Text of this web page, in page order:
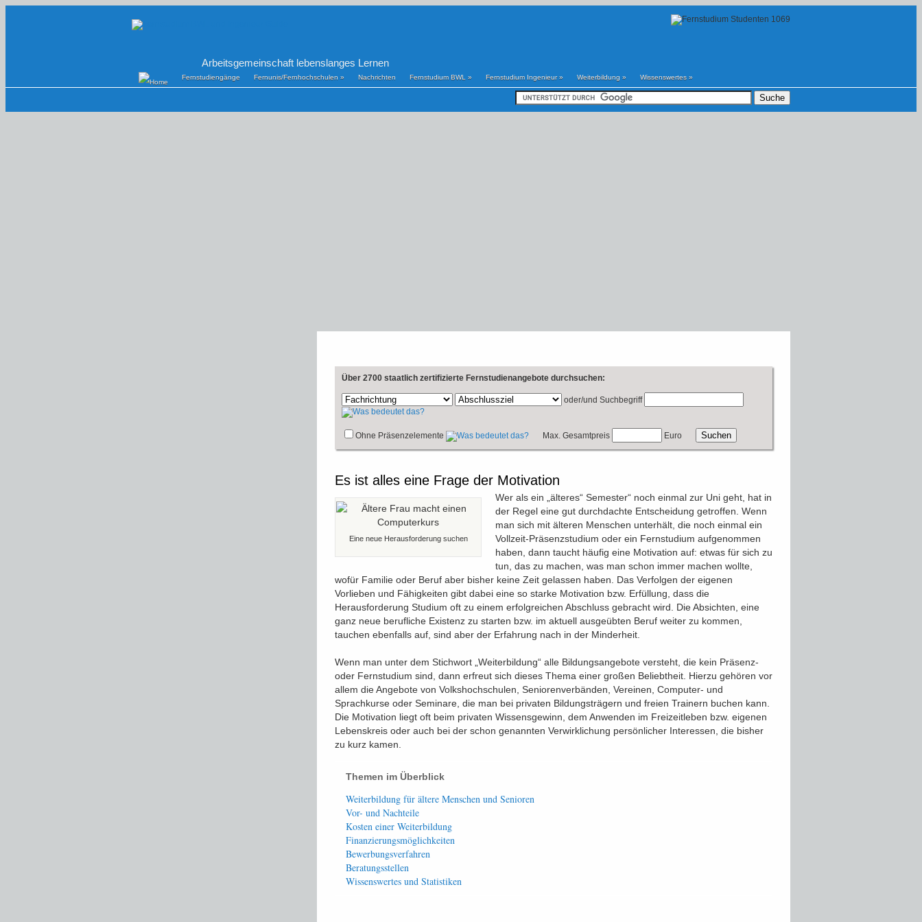
Arbeitsgemeinschaft lebenslanges Lernen
Fernstudiengänge Fernunis/Fernhochschulen » Nachrichten Fernstudium BWL » Fernstudium Ingenieur» Weiterbildung » Wissenswertes »
Über 2700 staatlich zertifizierte Fernstudienangebote durchsuchen:
oder/und Suchbegriff
Ohne Präsenzelemente Max. Gesamtpreis Euro
Es ist alles eine Frage der Motivation
Eine neue Herausforderung suchen
Wer als ein „älteres“ Semester“ noch einmal zur Uni geht, hat in
der Regel eine gut durchdachte Entscheidung getroffen. Wenn
man sich mit älteren Menschen unterhält, die noch einmal ein
Vollzeit-Präsenzstudium oder ein Fernstudium aufgenommen
haben, dann taucht häufig eine Motivation auf: etwas für sich zu
tun, das zu machen, was man schon immer machen wollte,
wofür Familie oder Beruf aber bisher keine Zeit gelassen haben. Das Verfolgen der eigenen
Vorlieben und Fähigkeiten gibt dabei eine so starke Motivation bzw. Erfüllung, dass die
Herausforderung Studium oft zu einem erfolgreichen Abschluss gebracht wird. Die Absichten, eine
ganz neue berufliche Existenz zu starten bzw. im aktuell ausgeübten Beruf weiter zu kommen,
tauchen ebenfalls auf, sind aber der Erfahrung nach in der Minderheit.
Wenn man unter dem Stichwort „Weiterbildung“ alle Bildungsangebote versteht, die kein Präsenz-
oder Fernstudium sind, dann erfreut sich dieses Thema einer großen Beliebtheit. Hierzu gehören vor
allem die Angebote von Volkshochschulen, Seniorenverbänden, Vereinen, Computer- und
Sprachkurse oder Seminare, die man bei privaten Bildungsträgern und freien Trainern buchen kann.
Die Motivation liegt oft beim privaten Wissensgewinn, dem Anwenden im Freizeitleben bzw. eigenen
Lebenskreis oder auch bei der schon genannten Verwirklichung persönlicher Interessen, die bisher
zu kurz kamen.
Themen im Überblick
Weiterbildung für ältere Menschen und Senioren
Vor- und Nachteile
Kosten einer Weiterbildung
Finanzierungsmöglichkeiten
Bewerbungsverfahren
Beratungsstellen
Wissenswertes und Statistiken